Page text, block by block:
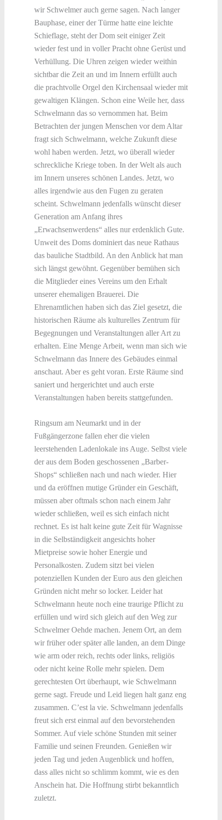
wir Schwelmer auch gerne sagen. Nach langer
Bauphase, einer der Türme hatte eine leichte
Schieflage, steht der Dom seit einiger Zeit
wieder fest und in voller Pracht ohne Gerüst und
Verhüllung. Die Uhren zeigen wieder weithin
sichtbar die Zeit an und im Innern erfüllt auch
die prachtvolle Orgel den Kirchensaal wieder mit
gewaltigen Klängen. Schon eine Weile her, dass
Schwelmann das so vernommen hat. Beim
Betrachten der jungen Menschen vor dem Altar
fragt sich Schwelmann, welche Zukunft diese
wohl haben werden. Jetzt, wo überall wieder
schreckliche Kriege toben. In der Welt als auch
im Innern unseres schönen Landes. Jetzt, wo
alles irgendwie aus den Fugen zu geraten
scheint. Schwelmann jedenfalls wünscht dieser
Generation am Anfang ihres
„Erwachsenwerdens“ alles nur erdenklich Gute.
Unweit des Doms dominiert das neue Rathaus
das bauliche Stadtbild. An den Anblick hat man
sich längst gewöhnt. Gegenüber bemühen sich
die Mitglieder eines Vereins um den Erhalt
unserer ehemaligen Brauerei. Die
Ehrenamtlichen haben sich das Ziel gesetzt, die
historischen Räume als kulturelles Zentrum für
Begegnungen und Veranstaltungen aller Art zu
erhalten. Eine Menge Arbeit, wenn man sich wie
Schwelmann das Innere des Gebäudes einmal
anschaut. Aber es geht voran. Erste Räume sind
saniert und hergerichtet und auch erste
Veranstaltungen haben bereits stattgefunden.
Ringsum am Neumarkt und in der
Fußgängerzone fallen eher die vielen
leerstehenden Ladenlokale ins Auge. Selbst viele
der aus dem Boden geschossenen „Barber-
Shops“ schließen nach und nach wieder. Hier
und da eröffnen mutige Gründer ein Geschäft,
müssen aber oftmals schon nach einem Jahr
wieder schließen, weil es sich einfach nicht
rechnet. Es ist halt keine gute Zeit für Wagnisse
in die Selbständigkeit angesichts hoher
Mietpreise sowie hoher Energie und
Personalkosten. Zudem sitzt bei vielen
potenziellen Kunden der Euro aus den gleichen
Gründen nicht mehr so locker. Leider hat
Schwelmann heute noch eine traurige Pflicht zu
erfüllen und wird sich gleich auf den Weg zur
Schwelmer Oehde machen. Jenem Ort, an dem
wir früher oder später alle landen, an dem Dinge
wie arm oder reich, rechts oder links, religiös
oder nicht keine Rolle mehr spielen. Dem
gerechtesten Ort überhaupt, wie Schwelmann
gerne sagt. Freude und Leid liegen halt ganz eng
zusammen. C’est la vie. Schwelmann jedenfalls
freut sich erst einmal auf den bevorstehenden
Sommer. Auf viele schöne Stunden mit seiner
Familie und seinen Freunden. Genießen wir
jeden Tag und jeden Augenblick und hoffen,
dass alles nicht so schlimm kommt, wie es den
Anschein hat. Die Hoffnung stirbt bekanntlich
zuletzt.